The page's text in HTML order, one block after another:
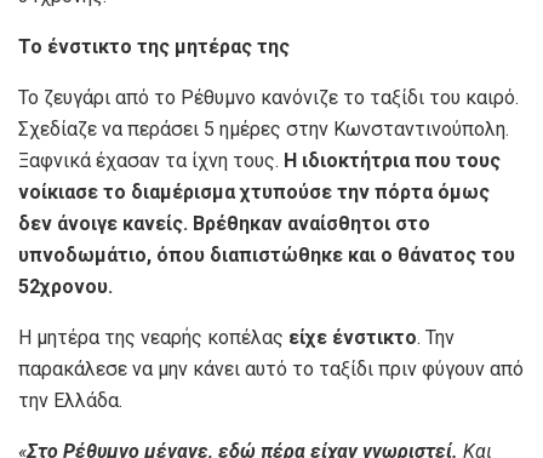
Το ένστικτο της μητέρας της
Το ζευγάρι από το Ρέθυμνο κανόνιζε το ταξίδι του καιρό.
Σχεδίαζε να περάσει 5 ημέρες στην Κωνσταντινούπολη.
Ξαφνικά έχασαν τα ίχνη τους. Η ιδιοκτήτρια που τους
νοίκιασε το διαμέρισμα χτυπούσε την πόρτα όμως
δεν άνοιγε κανείς. Βρέθηκαν αναίσθητοι στο
υπνοδωμάτιο, όπου διαπιστώθηκε και ο θάνατος του
52χρονου.
Η μητέρα της νεαρής κοπέλας είχε ένστικτο. Την
παρακάλεσε να μην κάνει αυτό το ταξίδι πριν φύγουν από
την Ελλάδα.
«Στο Ρέθυμνο μένανε, εδώ πέρα είχαν γνωριστεί. Και